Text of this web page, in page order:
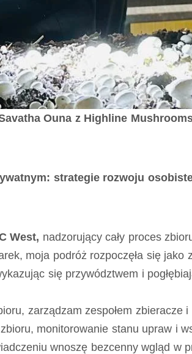
Ouna z Highline
strategie rozwoju
West, nadzorujący cały proces
moja podróż rozpoczęła się jako
się przywództwem i
zarządzam zespołem zbieracze
monitorowanie stanu upraw i
wnoszę bezcenny wgląd w